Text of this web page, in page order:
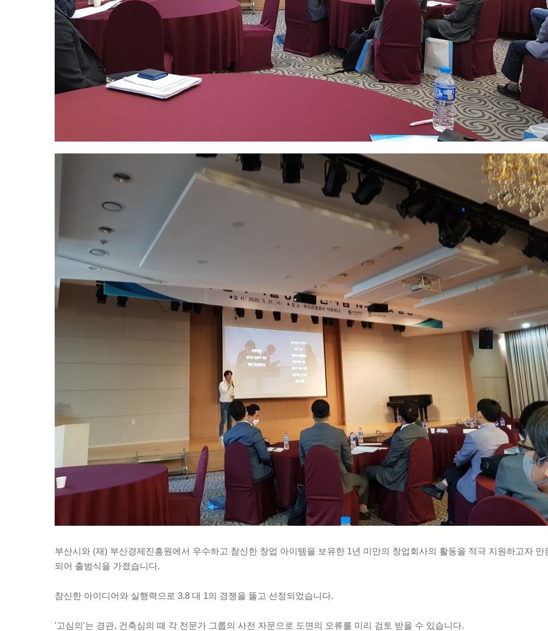
부산시와 (재) 부산경제진흥원에서 우수하고 참신한 창업 아이템을 보유한 1년 미만의 창업회사의 활동을 적극 지원하고자
되어 출범식을 가졌습니다.
참신한 아이디어와 실행력으로 3.8 대 1의 경쟁을 뚫고 선정되었습니다.
'고심의'는 경관, 건축심의 때 각 전문가 그룹의 사전 자문으로 도면의 오류를 미리 검토 받을 수 있습니다.